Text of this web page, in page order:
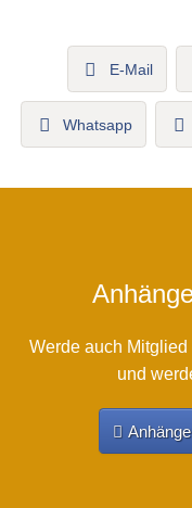
E-Mail
Whatsapp
Werde auch
und